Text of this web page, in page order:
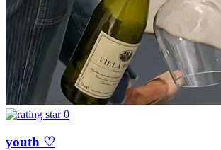
0
youth ♡